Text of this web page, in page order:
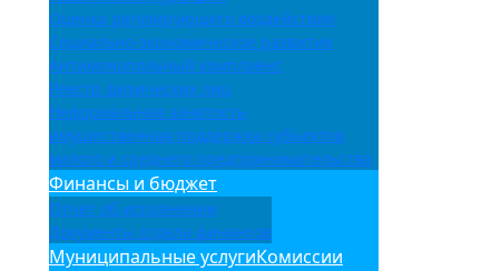
Оценка регулирующего воздействия
Социально-экономическое развитие
Антимонопольный комплаенс
Реестр физических лиц
Неформальная занятость
имущественная поддержка субъектов
малого и среднего предпринимательства
Финансы и бюджет
Отчет об исполнении
Документы отдела финансов
Муниципальные услугиКомиссии